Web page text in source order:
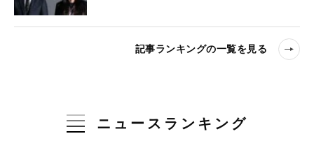
記事ランキングの一覧を見る
ニュースランキング